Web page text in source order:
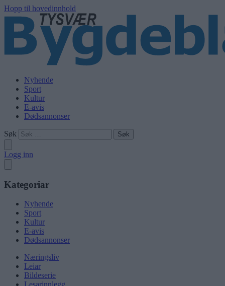
Hopp til hovedinnhold
Nyhende
Sport
Kultur
E-avis
Dødsannonser
Søk
Logg inn
Kategoriar
Nyhende
Sport
Kultur
E-avis
Dødsannonser
Næringsliv
Leiar
Bildeserie